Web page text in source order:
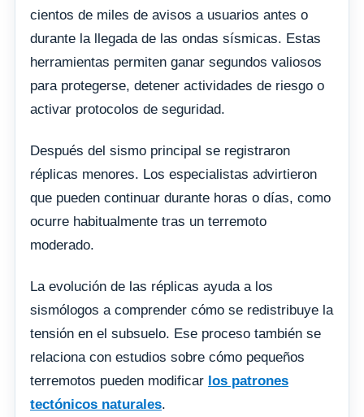
cientos de miles de avisos a usuarios antes o
durante la llegada de las ondas sísmicas. Estas
herramientas permiten ganar segundos valiosos
para protegerse, detener actividades de riesgo o
activar protocolos de seguridad.
Después del sismo principal se registraron
réplicas menores. Los especialistas advirtieron
que pueden continuar durante horas o días, como
ocurre habitualmente tras un terremoto
moderado.
La evolución de las réplicas ayuda a los
sismólogos a comprender cómo se redistribuye la
tensión en el subsuelo. Ese proceso también se
relaciona con estudios sobre cómo pequeños
terremotos pueden modificar los patrones
tectónicos naturales.